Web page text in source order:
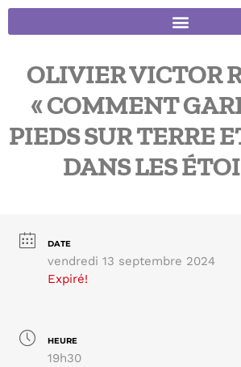
OLIVIER VICTOR
« COMMENT
PIEDS SUR TERRE
DANS LES
DATE
vendredi 13 septembre 2024
Expiré!
HEURE
19h30